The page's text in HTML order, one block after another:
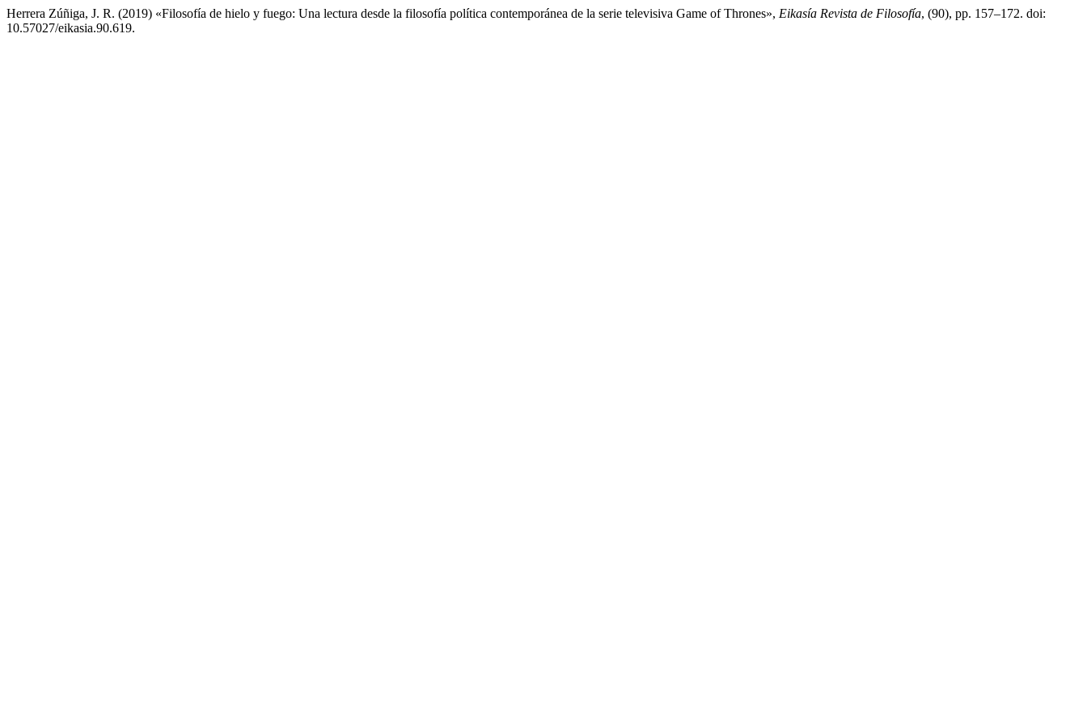
Herrera Zúñiga, J. R. (2019) «Filosofía de hielo y fuego: Una lectura desde la filosofía política contemporánea de la serie televisiva Game of Thrones», Eikasía Revista de Filosofía, (90), pp. 157–172. doi:
10.57027/eikasia.90.619.